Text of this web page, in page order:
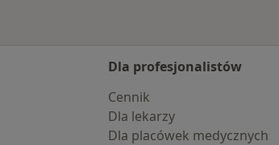
Dla profesjonalistów
Cennik
Dla lekarzy
Dla placówek medycznych